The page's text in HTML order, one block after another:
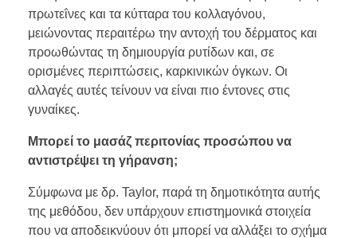
πρωτεΐνες και τα κύτταρα του κολλαγόνου,
μειώνοντας περαιτέρω την αντοχή του δέρματος και
προωθώντας τη δημιουργία ρυτίδων και, σε
ορισμένες περιπτώσεις, καρκινικών όγκων. Οι
αλλαγές αυτές τείνουν να είναι πιο έντονες στις
γυναίκες.
Μπορεί το μασάζ περιτονίας προσώπου να
αντιστρέψει τη γήρανση;
Σύμφωνα με δρ. Taylor, παρά τη δημοτικότητα αυτής
της μεθόδου, δεν υπάρχουν επιστημονικά στοιχεία
που να αποδεικνύουν ότι μπορεί να αλλάξει το σχήμα